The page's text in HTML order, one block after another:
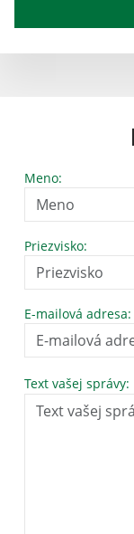
Meno:
Priezvisko:
E-mailová adresa:
Text vašej správy: